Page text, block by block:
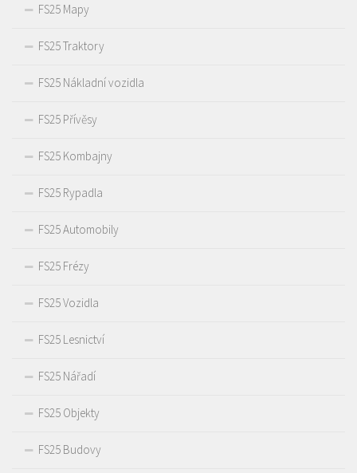
FS25 Mapy
FS25 Traktory
FS25 Nákladní vozidla
FS25 Přívěsy
FS25 Kombajny
FS25 Rypadla
FS25 Automobily
FS25 Frézy
FS25 Vozidla
FS25 Lesnictví
FS25 Nářadí
FS25 Objekty
FS25 Budovy